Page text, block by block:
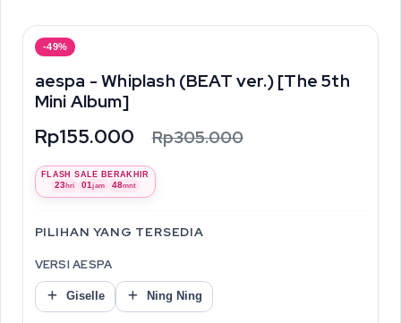
-49%
aespa - Whiplash (BEAT ver.) [The 5th
Mini Album]
Rp155.000 Rp305.000
FLASH SALE BERAKHIR
23hri 01jam 48mnt
PILIHAN YANG TERSEDIA
VERSI AESPA
Giselle Ning Ning